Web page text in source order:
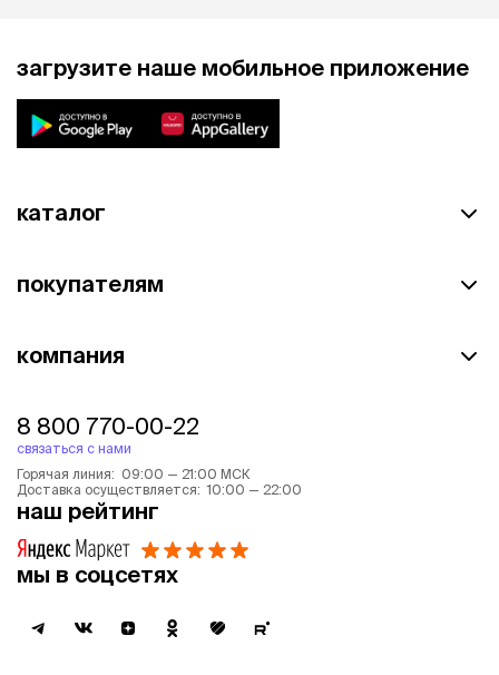
загрузите наше мобильное приложение
каталог
покупателям
компания
8 800 770-00-22
связаться с нами
Горячая линия: 09:00 — 21:00 МСК
Доставка осуществляется: 10:00 — 22:00
наш рейтинг
мы в соцсетях